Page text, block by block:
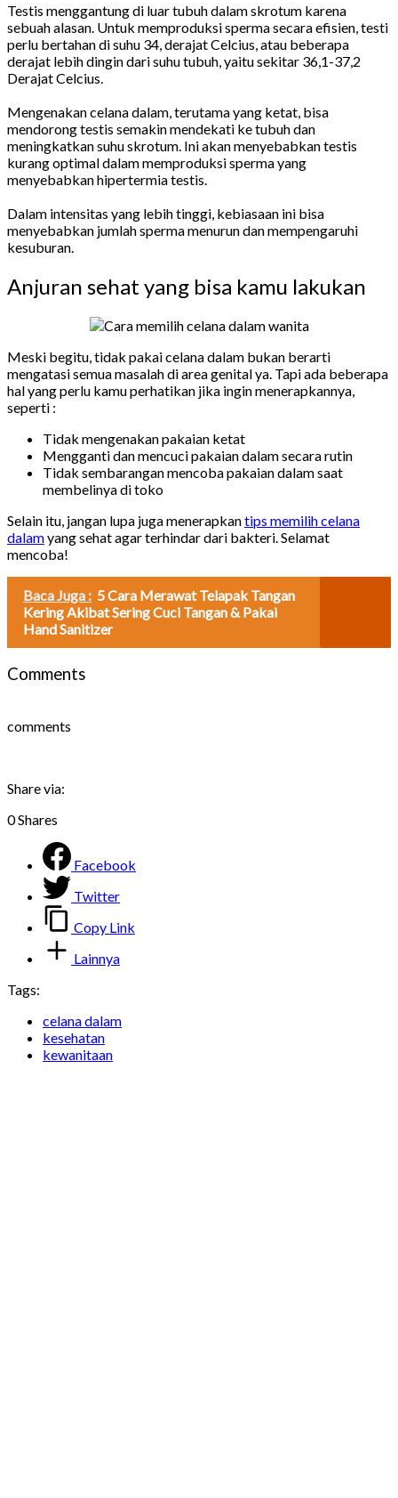
Testis menggantung di luar tubuh dalam skrotum karena
sebuah alasan. Untuk memproduksi sperma secara efisien, testi
perlu bertahan di suhu 34, derajat Celcius, atau beberapa
derajat lebih dingin dari suhu tubuh, yaitu sekitar 36,1-37,2
Derajat Celcius.
Mengenakan celana dalam, terutama yang ketat, bisa
mendorong testis semakin mendekati ke tubuh dan
meningkatkan suhu skrotum. Ini akan menyebabkan testis
kurang optimal dalam memproduksi sperma yang
menyebabkan hipertermia testis.
Dalam intensitas yang lebih tinggi, kebiasaan ini bisa
menyebabkan jumlah sperma menurun dan mempengaruhi
kesuburan.
Anjuran sehat yang bisa kamu lakukan
Meski begitu, tidak pakai celana dalam bukan berarti
mengatasi semua masalah di area genital ya. Tapi ada beberapa
hal yang perlu kamu perhatikan jika ingin menerapkannya,
seperti :
Tidak mengenakan pakaian ketat
Mengganti dan mencuci pakaian dalam secara rutin
Tidak sembarangan mencoba pakaian dalam saat
membelinya di toko
Selain itu, jangan lupa juga menerapkantips memilih celana
dalamyang sehat agar terhindar dari bakteri. Selamat
mencoba!
Baca Juga : 5 Cara Merawat Telapak Tangan
Kering Akibat Sering Cuci Tangan & Pakai
Hand Sanitizer
Comments
comments
Share via:
0Shares
Facebook
Twitter
Copy Link
Lainnya
Tags:
celana dalam
kesehatan
kewanitaan